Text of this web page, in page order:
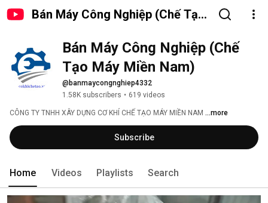
Bán Máy Công Nghiệp (Chế Tạo
Bán Máy Công Nghiệp (Chế
Tạo Máy Miền Nam)
@banmaycongnghiep4332
1.58K subscribers • 619 videos
CÔNG TY TNHH XÂY DỰNG CƠ KHÍ CHẾ TẠO MÁY MIỀN NAM ...more
Subscribe
Home Videos Playlists Search